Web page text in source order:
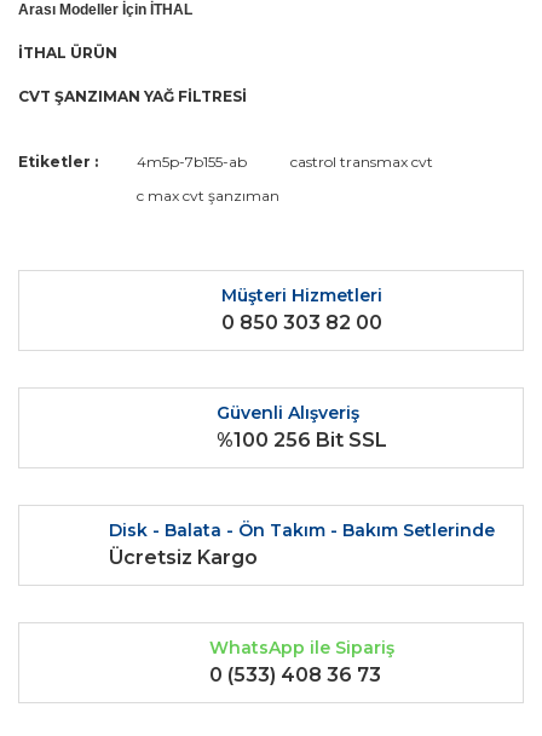
Arası Modeller İçin İTHAL
İTHAL ÜRÜN
CVT ŞANZIMAN YAĞ FİLTRESİ
Bu ürüne ilk yorumu siz yapın!
Yorum Yaz
Bu ürünün fiyat bilgisi, resim, ürün açıklamalarında ve diğer
kullanarak tarafımıza iletebilirsiniz.
Ürün resmi kalitesiz, bozuk veya görüntülenemiyor.
Ürün açıklamasında eksik bilgiler bulunuyor.
Ürün bilgilerinde hatalar bulunuyor.
Ürün fiyatı diğer sitelerden daha pahalı.
Bu ürüne benzer farklı alternatifler olmalı.
Gönder
Etiketler : 4m5p-7b155-ab
castrol transmax cvt
c max cvt şanzıman
Müşteri Hizmetleri
0 850 303 82 00
Güvenli Alışveriş
%100 256 Bit SSL
Disk - Balata - Ön Takım - Bakım Setlerinde
Ücretsiz Kargo
WhatsApp ile Sipariş
0 (533) 408 36 73